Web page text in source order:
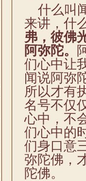
什么叫
来讲，什
弗，彼佛
阿弥陀。
们心中让
闻说阿弥
所以才有
名号不仅
心中，不
们心中的
们身口意
弥陀佛，
陀佛。